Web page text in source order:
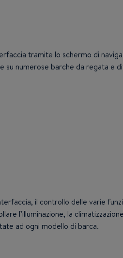
tramite lo schermo di
su numerose barche da regata e
il controllo delle varie
l’illuminazione, la
ad ogni modello di barca.